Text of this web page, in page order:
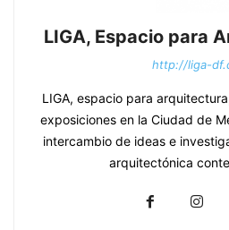
LIGA, Espacio para
http://liga-
LIGA, espacio para
exposiciones en la Ciudad de
intercambio de ideas e
arquitectónica